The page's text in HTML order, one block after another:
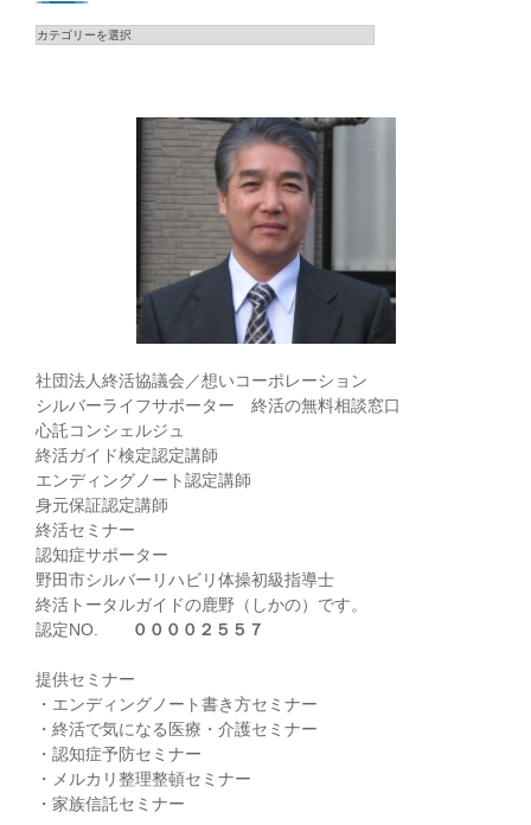
カ
社団法人終活協議会／想いコーポレーション
シルバーライフサポーター 終活の無料相談窓口
心託コンシェルジュ
終活ガイド検定認定講師
エンディングノート認定講師
身元保証認定講師
終活セミナー
認知症サポーター
野田市シルバーリハビリ体操初級指導士
終活トータルガイドの鹿野（しかの）です。
認定NO.
００００２５５７
提供セミナー
・エンディングノート書き方セミナー
・終活で気になる医療・介護セミナー
・認知症予防セミナー
・メルカリ整理整頓セミナー
・家族信託セミナー